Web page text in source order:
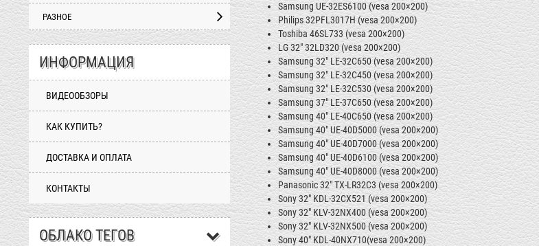
РАЗНОЕ
ИНФОРМАЦИЯ
ВИДЕООБЗОРЫ
КАК КУПИТЬ?
ДОСТАВКА И ОПЛАТА
КОНТАКТЫ
ОБЛАКО ТЕГОВ
Samsung UE-32ES6100 (vesa 200×200)
Philips 32PFL3017H (vesa 200×200)
Toshiba 46SL733 (vesa 200×200)
LG 32" 32LD320 (vesa 200×200)
Samsung 32" LE-32C650 (vesa 200×200)
Samsung 32" LE-32C450 (vesa 200×200)
Samsung 32" LE-32C530 (vesa 200×200)
Samsung 37" LE-37C650 (vesa 200×200)
Samsung 40" LE-40C650 (vesa 200×200)
Samsung 40" UE-40D5000 (vesa 200×200)
Samsung 40" UE-40D7000 (vesa 200×200)
Samsung 40" UE-40D6100 (vesa 200×200)
Samsung 40" UE-40D8000 (vesa 200×200)
Panasonic 32"TX-LR32C3(vesa 200×200)
Sony 32" KDL-32CX521 (vesa 200×200)
Sony 32" KLV-32NX400 (vesa 200×200)
Sony 32" KLV-32NX500 (vesa 200×200)
Sony 40" KDL-40NX710(vesa 200×200)